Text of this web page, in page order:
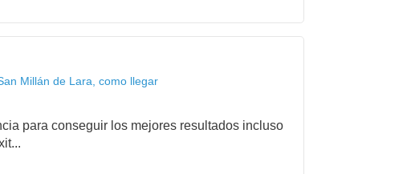
Millán de Lara, como llegar
para conseguir los mejores resultados incluso